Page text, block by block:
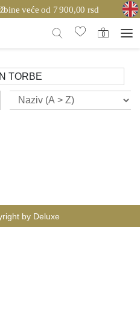
veće od 7 900,00 rsd
TORBE
by Deluxe